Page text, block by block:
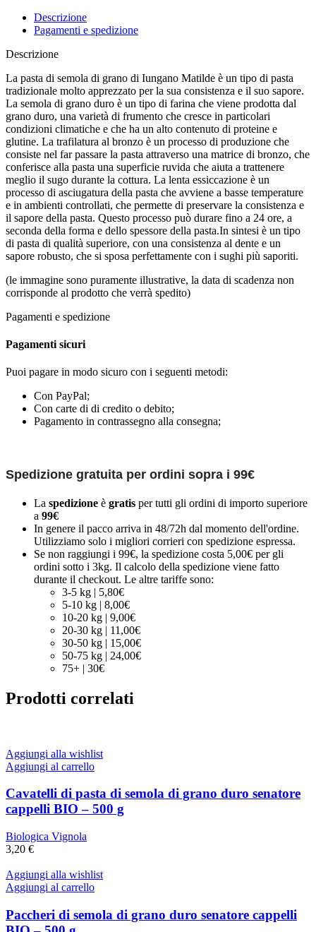
Descrizione
Pagamenti e spedizione
Descrizione
La pasta di semola di grano di Iungano Matilde è un tipo di pasta
tradizionale molto apprezzato per la sua consistenza e il suo sapore.
La semola di grano duro è un tipo di farina che viene prodotta dal
grano duro, una varietà di frumento che cresce in particolari
condizioni climatiche e che ha un alto contenuto di proteine e
glutine. La trafilatura al bronzo è un processo di produzione che
consiste nel far passare la pasta attraverso una matrice di bronzo, che
conferisce alla pasta una superficie ruvida che aiuta a trattenere
meglio il sugo durante la cottura. La lenta essiccazione è un
processo di asciugatura della pasta che avviene a basse temperature
e in ambienti controllati, che permette di preservare la consistenza e
il sapore della pasta. Questo processo può durare fino a 24 ore, a
seconda della forma e dello spessore della pasta.In sintesi è un tipo
di pasta di qualità superiore, con una consistenza al dente e un
sapore robusto, che si sposa perfettamente con i sughi più saporiti.
(le immagine sono puramente illustrative, la data di scadenza non
corrisponde al prodotto che verrà spedito)
Pagamenti e spedizione
Pagamenti sicuri
Puoi pagare in modo sicuro con i seguenti metodi:
Con PayPal;
Con carte di di credito o debito;
Pagamento in contrassegno alla consegna;
Spedizione gratuita per ordini sopra i 99€
La spedizione è gratis per tutti gli ordini di importo superiore
a 99€
In genere il pacco arriva in 48/72h dal momento dell'ordine.
Utilizziamo solo i migliori corrieri con spedizione espressa.
Se non raggiungi i 99€, la spedizione costa 5,00€ per gli
ordini sotto i 3kg. Il calcolo della spedizione viene fatto
durante il checkout. Le altre tariffe sono:
3-5 kg | 5,80€
5-10 kg | 8,00€
10-20 kg | 9,00€
20-30 kg | 11,00€
30-50 kg | 15,00€
50-75 kg | 24,00€
75+ | 30€
Prodotti correlati
Aggiungi alla wishlist
Aggiungi al carrello
Cavatelli di pasta di semola di grano duro senatore
cappelli BIO – 500 g
Biologica Vignola
3,20 €
Aggiungi alla wishlist
Aggiungi al carrello
Paccheri di semola di grano duro senatore cappelli